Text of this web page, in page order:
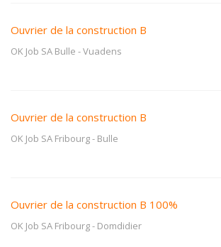
Ouvrier de la construction B
OK Job SA Bulle -Vuadens
Ouvrier de la construction B
OK Job SA Fribourg- Bulle
Ouvrier de la construction B 100%
OK Job SA Fribourg- Domdidier